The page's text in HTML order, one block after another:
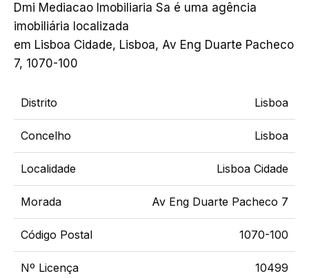
Dmi Mediacao Imobiliaria Sa é uma agência
imobiliária localizada
em Lisboa Cidade, Lisboa, Av Eng Duarte Pacheco
7, 1070-100
Distrito Lisboa
Concelho Lisboa
Localidade Lisboa Cidade
Morada Av Eng Duarte Pacheco 7
Código Postal 1070-100
Nº Licença 10499